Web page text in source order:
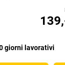
giorni lavorativi